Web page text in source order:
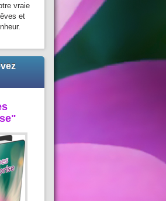
vraie
et